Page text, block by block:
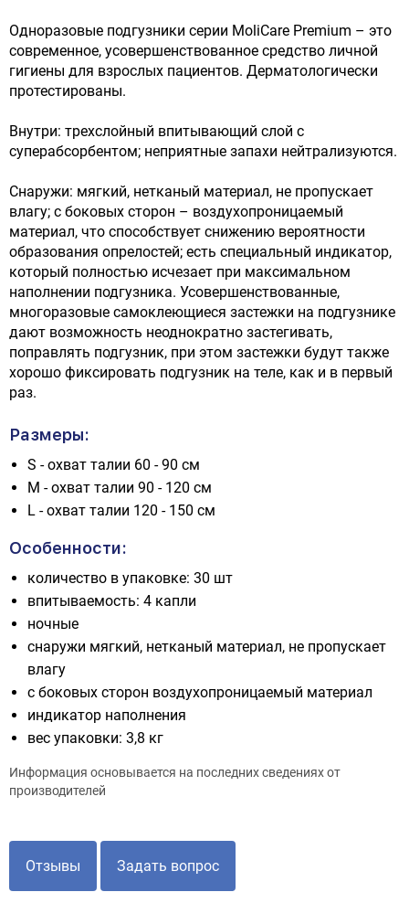
Одноразовые подгузники серии MoliCare Premium – это
современное, усовершенствованное средство личной
гигиены для взрослых пациентов. Дерматологически
протестированы.
Внутри: трехслойный впитывающий слой с
суперабсорбентом; неприятные запахи нейтрализуются.
Снаружи: мягкий, нетканый материал, не пропускает
влагу; с боковых сторон – воздухопроницаемый
материал, что способствует снижению вероятности
образования опрелостей; есть специальный индикатор,
который полностью исчезает при максимальном
наполнении подгузника. Усовершенствованные,
многоразовые самоклеющиеся застежки на подгузнике
дают возможность неоднократно застегивать,
поправлять подгузник, при этом застежки будут также
хорошо фиксировать подгузник на теле, как и в первый
раз.
Размеры:
S - охват талии 60 - 90 см
M - охват талии 90 - 120 см
L - охват талии 120 - 150 см
Особенности:
количество в упаковке: 30 шт
впитываемость: 4 капли
ночные
снаружи мягкий, нетканый материал, не пропускает
влагу
с боковых сторон воздухопроницаемый материал
индикатор наполнения
вес упаковки: 3,8 кг
Информация основывается на последних сведениях от
производителей
Отзывы Задать вопрос